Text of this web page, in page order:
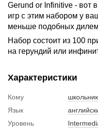
Gerund or Infinitive - вот
игр с этим набором у
меньше подобных
Набор состоит из 100
на герундий или
Характеристики
Кому
Язык
Уровень